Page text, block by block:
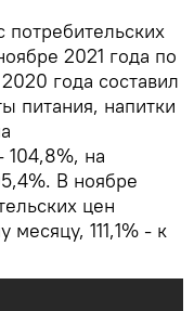
потребительских
2021 года по
года составил
питания, напитки
104,8%, на
В ноябре
цен
111,1% - к